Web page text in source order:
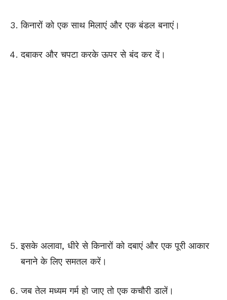
किनारों को एक साथ मिलाएं और एक बंडल बनाएं।
दबाकर और चपटा करके ऊपर से बंद कर दें।
इसके अलावा, धीरे से किनारों को दबाएं और एक पूरी आकार
बनाने के लिए समतल करें।
जब तेल मध्यम गर्म हो जाए तो एक कचौरी डालें।